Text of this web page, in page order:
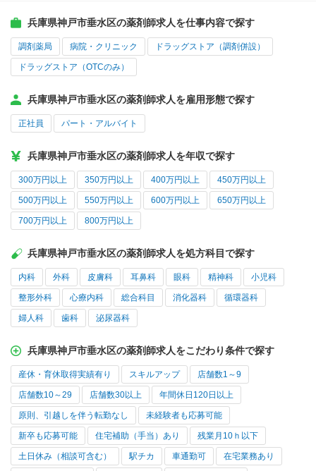
兵庫県神戸市垂水区の薬剤師求人を仕事内容で探す
調剤薬局 病院・クリニック ドラッグストア（調剤併設）
ドラッグストア（OTCのみ）
兵庫県神戸市垂水区の薬剤師求人を雇用形態で探す
正社員 パート・アルバイト
兵庫県神戸市垂水区の薬剤師求人を年収で探す
300万円以上 350万円以上 400万円以上 450万円以上
500万円以上 550万円以上 600万円以上 650万円以上
700万円以上 800万円以上
兵庫県神戸市垂水区の薬剤師求人を処方科目で探す
内科 外科 皮膚科 耳鼻科 眼科 精神科 小児科
整形外科 心療内科 総合科目 消化器科 循環器科
婦人科 歯科 泌尿器科
兵庫県神戸市垂水区の薬剤師求人をこだわり条件で探す
産休・育休取得実績有り スキルアップ 店舗数1～9
店舗数10～29 店舗数30以上 年間休日120日以上
原則、引越しを伴う転勤なし 未経験者も応募可能
新卒も応募可能 住宅補助（手当）あり 残業月10ｈ以下
土日休み（相談可含む） 駅チカ 車通勤可 在宅業務あり